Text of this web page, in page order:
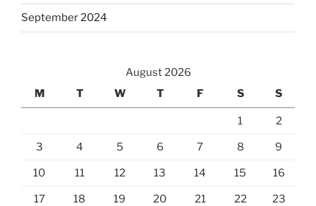
September 2024
August 2026
M
T W T F S S
1 2
3 4 5 6 7 8 9
10 11 12 13 14 15 16
17 18 19 20 21 22 23